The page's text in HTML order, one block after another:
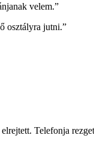
velem.”
osztályra jutni.”
Telefonja